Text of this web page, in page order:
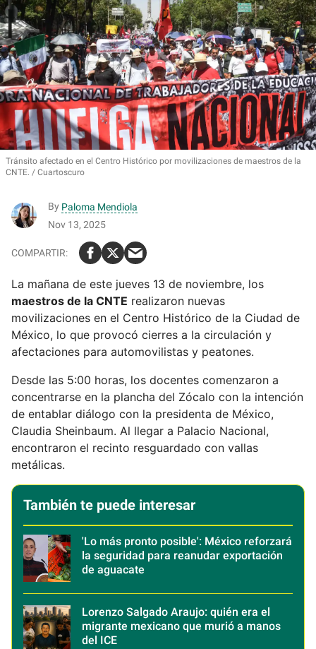
Tránsito afectado en el Centro Histórico por movilizaciones de maestros de la
CNTE.
Cuartoscuro
By Paloma Mendiola
Nov 13, 2025
La mañana de este jueves 13 de noviembre, los
maestros de la CNTE realizaron nuevas
movilizaciones en el Centro Histórico de la Ciudad de
México, lo que provocó cierres a la circulación y
afectaciones para automovilistas y peatones.
Desde las 5:00 horas, los docentes comenzaron a
concentrarse en la plancha del Zócalo con la intención
de entablar diálogo con la presidenta de México,
Claudia Sheinbaum. Al llegar a Palacio Nacional,
encontraron el recinto resguardado con vallas
metálicas.
También te puede interesar
'Lo más pronto posible': México reforzará
la seguridad para reanudar exportación
de aguacate
Lorenzo Salgado Araujo: quién era el
migrante mexicano que murió a manos
del ICE